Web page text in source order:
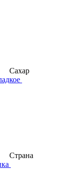
Сахар
Страна